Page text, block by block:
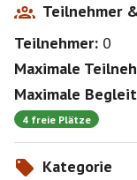
Teilnehmer
Teilnehmer: 0
Maximale
Maximale
4 freie Plätze
Kategorie